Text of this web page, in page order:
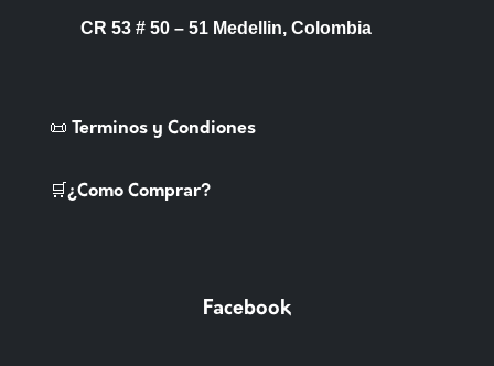
CR 53 # 50 – 51 Medellin, Colombia
📜 Terminos y Condiones
🛒¿Como Comprar?
Facebook